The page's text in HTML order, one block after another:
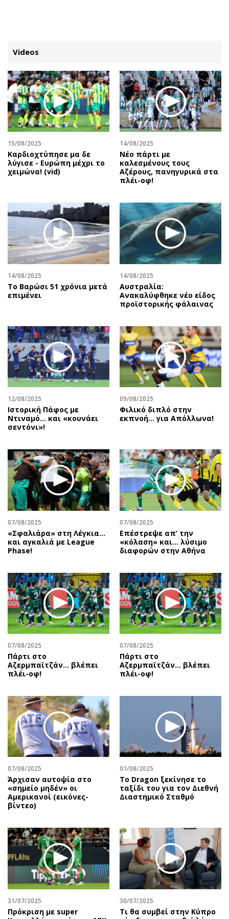
ΚΑΤΗΓΟΡΙΕΣ ΣΥΝΔΕΣΗ
Κύπρος
Παιδεία
Υγεία
Πολιτική
Βουλευτικές 2026
Δημοσκοπήσεις
Διπλωματία
Αθλητισμός
Κύπρος
Διεθνή
Κληρώσεις Allwyn
Οικονομία
Real Estate
Επιχειρήσεις
Αγορές
Money Review
AstroBank Properties
Trends
Ενέργεια
Ναυτιλία
Περιβάλλον
Ελλάδα
Κόσμος
Παράξενα
Πολιτισμός
Σινεμά
Θέατρο-Χορός
Εικαστικά
Βιβλίο
Χειρόγραφα
Απόψεις
Αρθρογραφία
The Hill
Υγεία
Αγγελίες
Ενοικιάζονται
Ζητούν εργασία
Θέσεις εργασίας
Geek
Νέα
Social
Αυτοκίνηση
Πολιτική
Οικονομία
Γενικά
Αναδρομές
Πρόσωπα
Περιβάλλον
Good Life
Showbiz
Ταξίδια
Συνταγές
Έξοδος
Media
Εκπομπές
Wine routes
Podcasts
Προσφορές
Προσωπικότητες στην ''Κ''
Επιστολές
Videos
15/08/2025
Καρδιοχτύπησε μα δε
λύγισε - Ευρώπη μέχρι το
χειμώνα! (vid)
14/08/2025
Νέο πάρτι με
καλεσμένους τους
Αζέρους, πανηγυρικά στα
πλέι-οφ!
14/08/2025
Το Βαρώσι 51 χρόνια μετά
επιμένει
14/08/2025
Αυστραλία:
Ανακαλύφθηκε νέο είδος
προϊστορικής φάλαινας
12/08/2025
Ιστορική Πάφος με
Ντιναμό… και «κουνάει
σεντόνι»!
09/08/2025
Φιλικό διπλό στην
εκπνοή… για Απόλλωνα!
07/08/2025
«Σφαλιάρα» στη Λέγκια…
και αγκαλιά με League
Phase!
07/08/2025
Επέστρεψε απ’ την
«κόλαση» και… λύσιμο
διαφορών στην Αθήνα
07/08/2025
Πάρτι στο
Αζερμπαϊτζάν… βλέπει
πλέι-οφ!
07/08/2025
Πάρτι στο
Αζερμπαϊτζάν… βλέπει
πλέι-οφ!
07/08/2025
Άρχισαν αυτοψία στο
«σημείο μηδέν» οι
Αμερικανοί (εικόνες-
βίντεο)
01/08/2025
Το Dragon ξεκίνησε το
ταξίδι του για τον Διεθνή
Διαστημικό Σταθμό
31/07/2025
Πρόκριση με super
30/07/2025
Τι θα συμβεί στην Κύπρο